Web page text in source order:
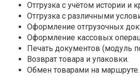
Отгрузка с учётом истории и
Отгрузка с различными
Оформление отгрузочных
Оформление кассовых
Печать документов (модуль
Возврат товара и упаковки.
Обмен товарами на маршруте.